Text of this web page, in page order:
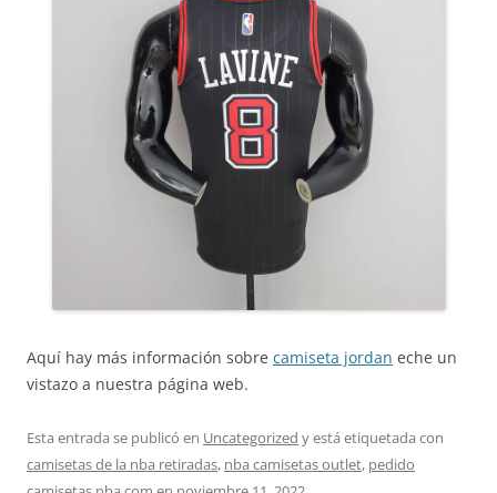
Aquí hay más información sobre camiseta jordan eche un
vistazo a nuestra página web.
Esta entrada se publicó en Uncategorized y está etiquetada con
camisetas de la nba retiradas, nba camisetas outlet, pedido